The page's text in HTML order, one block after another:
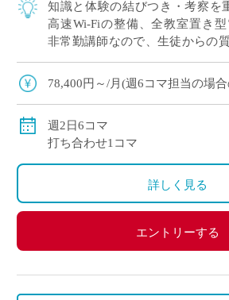
知識と体験の結びつき・考察を
高速Wi-Fiの整備、全教室置き
非常勤講師なので、生徒からの
ランスを重視したい方にもおす
78,400円～/月(週6コマ担当の場
週2日6コマ
打ち合わせ1コマ
詳しく見る
エントリーする